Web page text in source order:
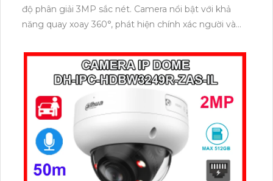
độ phân giải 3MP sắc nét. Camera nổi bật với khả
năng quay xoay 360°, phát hiện chính xác người và
hú. Với tầm nhìn ban đêm có màu lên đến 30m, hỗ
trợ thẻ nhớ 256GB và tiêu chuẩn chống nước IP66
mang đến hiệu quả giám sát vượt trội.